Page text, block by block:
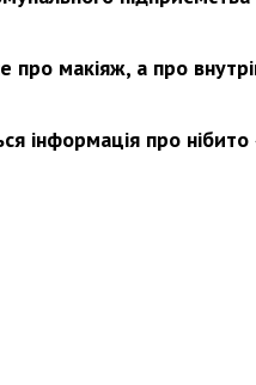
про макіяж, а про
інформація про нібито